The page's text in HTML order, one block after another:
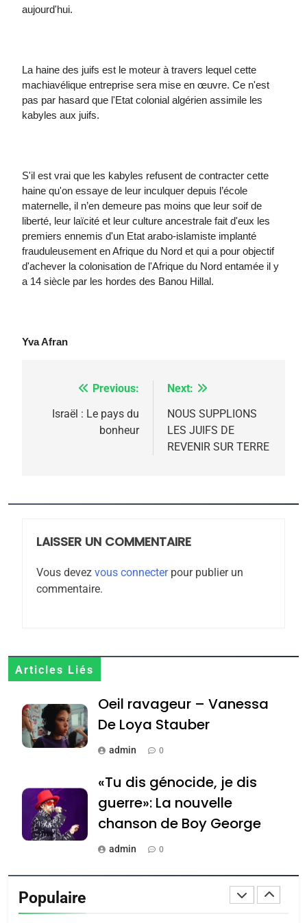
aujourd'hui.
La haine des juifs est le moteur à travers lequel cette
machiavélique entreprise sera mise en œuvre. Ce n'est
pas par hasard que l'Etat colonial algérien assimile les
kabyles aux juifs.
S'il est vrai que les kabyles refusent de contracter cette
haine qu'on essaye de leur inculquer depuis l’école
maternelle, il n’en demeure pas moins que leur soif de
liberté, leur laïcité et leur culture ancestrale fait d'eux les
premiers ennemis d'un Etat arabo-islamiste implanté
frauduleusement en Afrique du Nord et qui a pour objectif
d'achever la colonisation de l'Afrique du Nord entamée il y
a 14 siècle par les hordes des Banou Hillal.
Yva Afran
Navigation
de
Previous:
Israël : Le pays du
bonheur
Next:
NOUS SUPPLIONS
LES JUIFS DE
REVENIR SUR TERRE
LAISSER UN COMMENTAIRE
Vous devez vous connecterpour publier un
commentaire.
Articles Liés
Oeil ravageur – Vanessa
De Loya Stauber
admin 0
«Tu dis génocide, je dis
guerre»: La nouvelle
chanson de Boy George
admin 0
Tout sur la Nostalgie
Populaire
2025, l’année la plus
meurtrière selon le
rapport d’ADL contre
ISRAÉL
FIÈRE, DIGNE ET RÉSILIENTE :
MA JUDAÏTE par Thérèse
ISRAÉL JUDAISME
7
8
Tafraout, le miel de Tadla
Azilal consacrés produits
du terroir
DAFINA MAROC
Oeil ravageur – Vanessa
De Loya Stauber
guerre»: La nouvelle
chanson de Boy George